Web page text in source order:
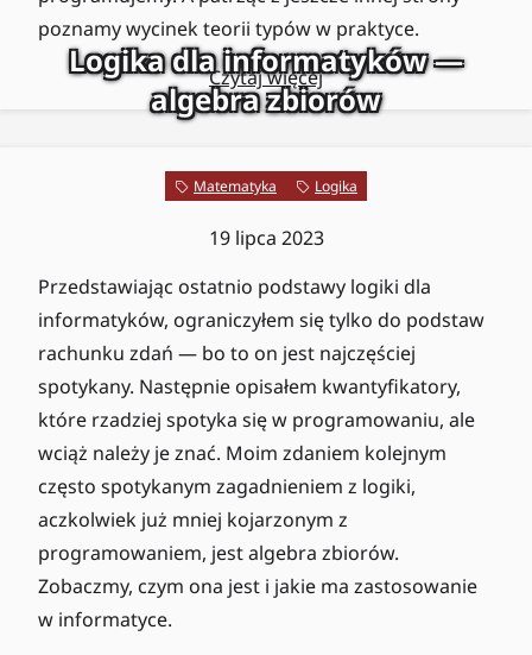
poznamy wycinek teorii typów w praktyce.
Czytaj więcej
Logika dla informatyków —
algebra zbiorów
Matematyka Logika
19 lipca 2023
Przedstawiając ostatnio podstawy logiki dla
informatyków, ograniczyłem się tylko do podstaw
rachunku zdań — bo to on jest najczęściej
spotykany. Następnie opisałem kwantyfikatory,
które rzadziej spotyka się w programowaniu, ale
wciąż należy je znać. Moim zdaniem kolejnym
często spotykanym zagadnieniem z logiki,
aczkolwiek już mniej kojarzonym z
programowaniem, jest algebra zbiorów.
Zobaczmy, czym ona jest i jakie ma zastosowanie
w informatyce.